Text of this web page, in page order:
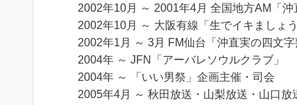
2002年10月 ～ 2001年4月 全国地方AM「沖
2002年10月 ～ 大阪有線「生でイキましょう
2002年1月 ～ 3月 FM仙台「沖直実の四文字
2004年 ～ JFN「アーバレソウルクラブ」
2004年 ～ 「いい男祭」企画主催・司会
2005年4月 ～ 秋田放送・山梨放送・山口